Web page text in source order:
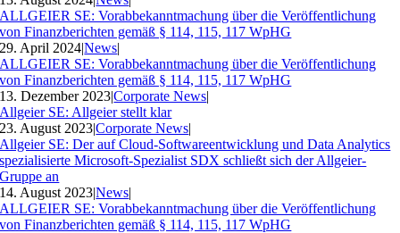
ALLGEIER SE: Vorabbekanntmachung über die Veröffentlichung
von Finanzberichten gemäß § 114, 115, 117 WpHG
29. April 2024|News|
ALLGEIER SE: Vorabbekanntmachung über die Veröffentlichung
von Finanzberichten gemäß § 114, 115, 117 WpHG
13. Dezember 2023|Corporate News|
Allgeier SE: Allgeier stellt klar
23. August 2023|Corporate News|
Allgeier SE: Der auf Cloud-Softwareentwicklung und Data Analytics
spezialisierte Microsoft-Spezialist SDX schließt sich der Allgeier-
Gruppe an
14. August 2023|News|
ALLGEIER SE: Vorabbekanntmachung über die Veröffentlichung
von Finanzberichten gemäß § 114, 115, 117 WpHG